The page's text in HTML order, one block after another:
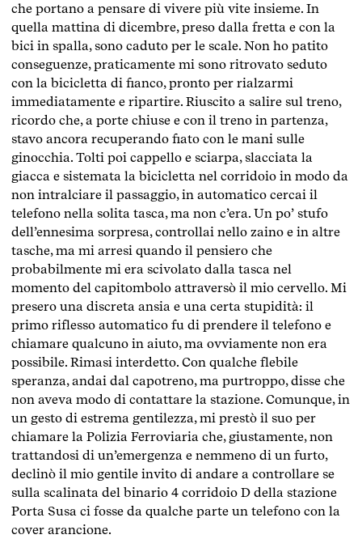
che portano a pensare di vivere più vite insieme. In
quella mattina di dicembre, preso dalla fretta e con la
bici in spalla, sono caduto per le scale. Non ho patito
conseguenze, praticamente mi sono ritrovato seduto
con la bicicletta di fianco, pronto per rialzarmi
immediatamente e ripartire. Riuscito a salire sul treno,
ricordo che, a porte chiuse e con il treno in partenza,
stavo ancora recuperando fiato con le mani sulle
ginocchia. Tolti poi cappello e sciarpa, slacciata la
giacca e sistemata la bicicletta nel corridoio in modo da
non intralciare il passaggio, in automatico cercai il
telefono nella solita tasca, ma non c’era. Un po’ stufo
dell’ennesima sorpresa, controllai nello zaino e in altre
tasche, ma mi arresi quando il pensiero che
probabilmente mi era scivolato dalla tasca nel
momento del capitombolo attraversò il mio cervello. Mi
presero una discreta ansia e una certa stupidità: il
primo riflesso automatico fu di prendere il telefono e
chiamare qualcuno in aiuto, ma ovviamente non era
possibile. Rimasi interdetto. Con qualche flebile
speranza, andai dal capotreno, ma purtroppo, disse che
non aveva modo di contattare la stazione. Comunque, in
un gesto di estrema gentilezza, mi prestò il suo per
chiamare la Polizia Ferroviaria che, giustamente, non
trattandosi di un’emergenza e nemmeno di un furto,
declinò il mio gentile invito di andare a controllare se
sulla scalinata del binario 4 corridoio D della stazione
Porta Susa ci fosse da qualche parte un telefono con la
cover arancione.